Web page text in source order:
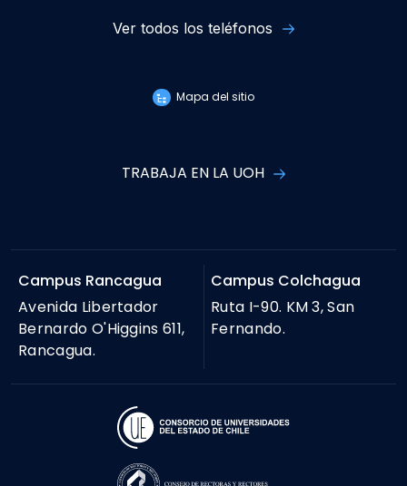
Ver todos los teléfonos
Mapa del sitio
TRABAJA EN LA UOH
Campus Rancagua
Avenida Libertador
Bernardo O'Higgins 611,
Rancagua.
Campus Colchagua
Ruta I-90. KM 3, San
Fernando.